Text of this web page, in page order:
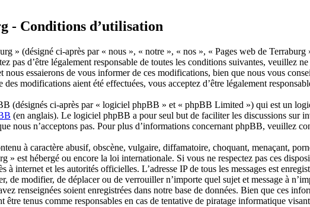
- Conditions d’utilisation
» (désigné ci-après par « nous », « notre », « nos », « Pages web de
pas d’être légalement responsable de toutes les conditions suivantes, veuillez
nous essaierons de vous informer de ces modifications, bien que nous vous
des modifications aient été effectuées, vous acceptez d’être légalement
(désignés ci-après par « logiciel phpBB » et « phpBB Limited ») qui est un
(en anglais). Le logiciel phpBB a pour seul but de faciliter les discussions sur
nous n’acceptons pas. Pour plus d’informations concernant phpBB, veuillez
à caractère abusif, obscène, vulgaire, diffamatoire, choquant, menaçant,
» est hébergé ou encore la loi internationale. Si vous ne respectez pas ces
à internet et les autorités officielles. L’adresse IP de tous les messages est
de modifier, de déplacer ou de verrouiller n’importe quel sujet et message à
renseignées soient enregistrées dans notre base de données. Bien que ces
tenus comme responsables en cas de tentative de piratage informatique